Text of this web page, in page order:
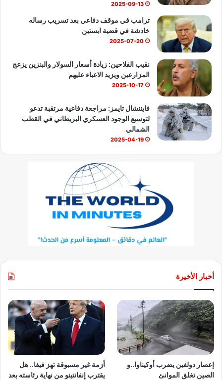
2025-09-13
ترامب في موقف دفاعي بعد تسريب رساله
خادشة في قضية ابستين
2025-07-20
نقيب الفلاحين: زيادة أسعار السولار والبنزين يزعج
المزارعين ويزيد الاعباء عليهم
2025-10-17
فايننشال تايمز: مراجعة دفاعية مرتقبة تدعو
لتوسيع الوجود العسكري البريطاني في القطب
الشمالي
2025-04-19
أخبار الأخيرة
إعصار دولفين يضرب أوكيناوا..و
الصين تغلق الموانئ
أزمة غير مسبوقة تهز فيفا.. هل
يقترب إنفانتينو من نهاية رئاسته بعد